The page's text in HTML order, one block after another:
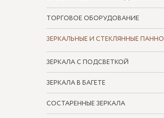
ТОРГОВОЕ ОБОРУДОВАНИЕ
ЗЕРКАЛЬНЫЕ И СТЕКЛЯННЫЕ ПАННО
ЗЕРКАЛА С ПОДСВЕТКОЙ
ЗЕРКАЛА В БАГЕТЕ
СОСТАРЕННЫЕ ЗЕРКАЛА